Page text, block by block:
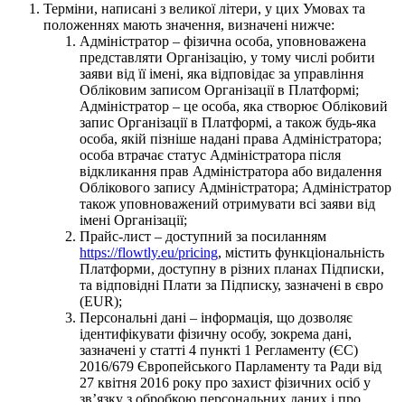
Терміни, написані з великої літери, у цих Умовах та
положеннях мають значення, визначені нижче:
Адміністратор – фізична особа, уповноважена
представляти Організацію, у тому числі робити
заяви від її імені, яка відповідає за управління
Обліковим записом Організації в Платформі;
Адміністратор – це особа, яка створює Обліковий
запис Організації в Платформі, а також будь-яка
особа, якій пізніше надані права Адміністратора;
особа втрачає статус Адміністратора після
відкликання прав Адміністратора або видалення
Облікового запису Адміністратора; Адміністратор
також уповноважений отримувати всі заяви від
імені Організації;
Прайс-лист – доступний за посиланням
https://flowtly.eu/pricing, містить функціональність
Платформи, доступну в різних планах Підписки,
та відповідні Плати за Підписку, зазначені в євро
(EUR);
Персональні дані – інформація, що дозволяє
ідентифікувати фізичну особу, зокрема дані,
зазначені у статті 4 пункті 1 Регламенту (ЄС)
2016/679 Європейського Парламенту та Ради від
27 квітня 2016 року про захист фізичних осіб у